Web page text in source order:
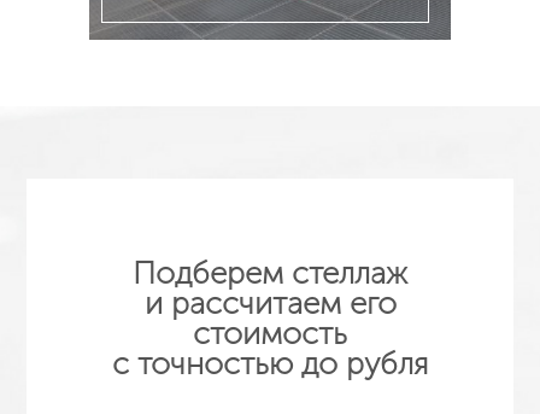
Подберем стеллаж
и рассчитаем его
стоимость
с точностью до рубля